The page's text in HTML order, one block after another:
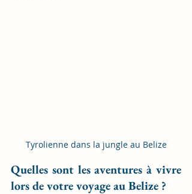
Tyrolienne dans la jungle au Belize
Quelles sont les aventures à vivre
lors de votre voyage au Belize ?